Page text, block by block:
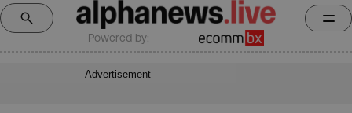
Powered by:
Advertisement